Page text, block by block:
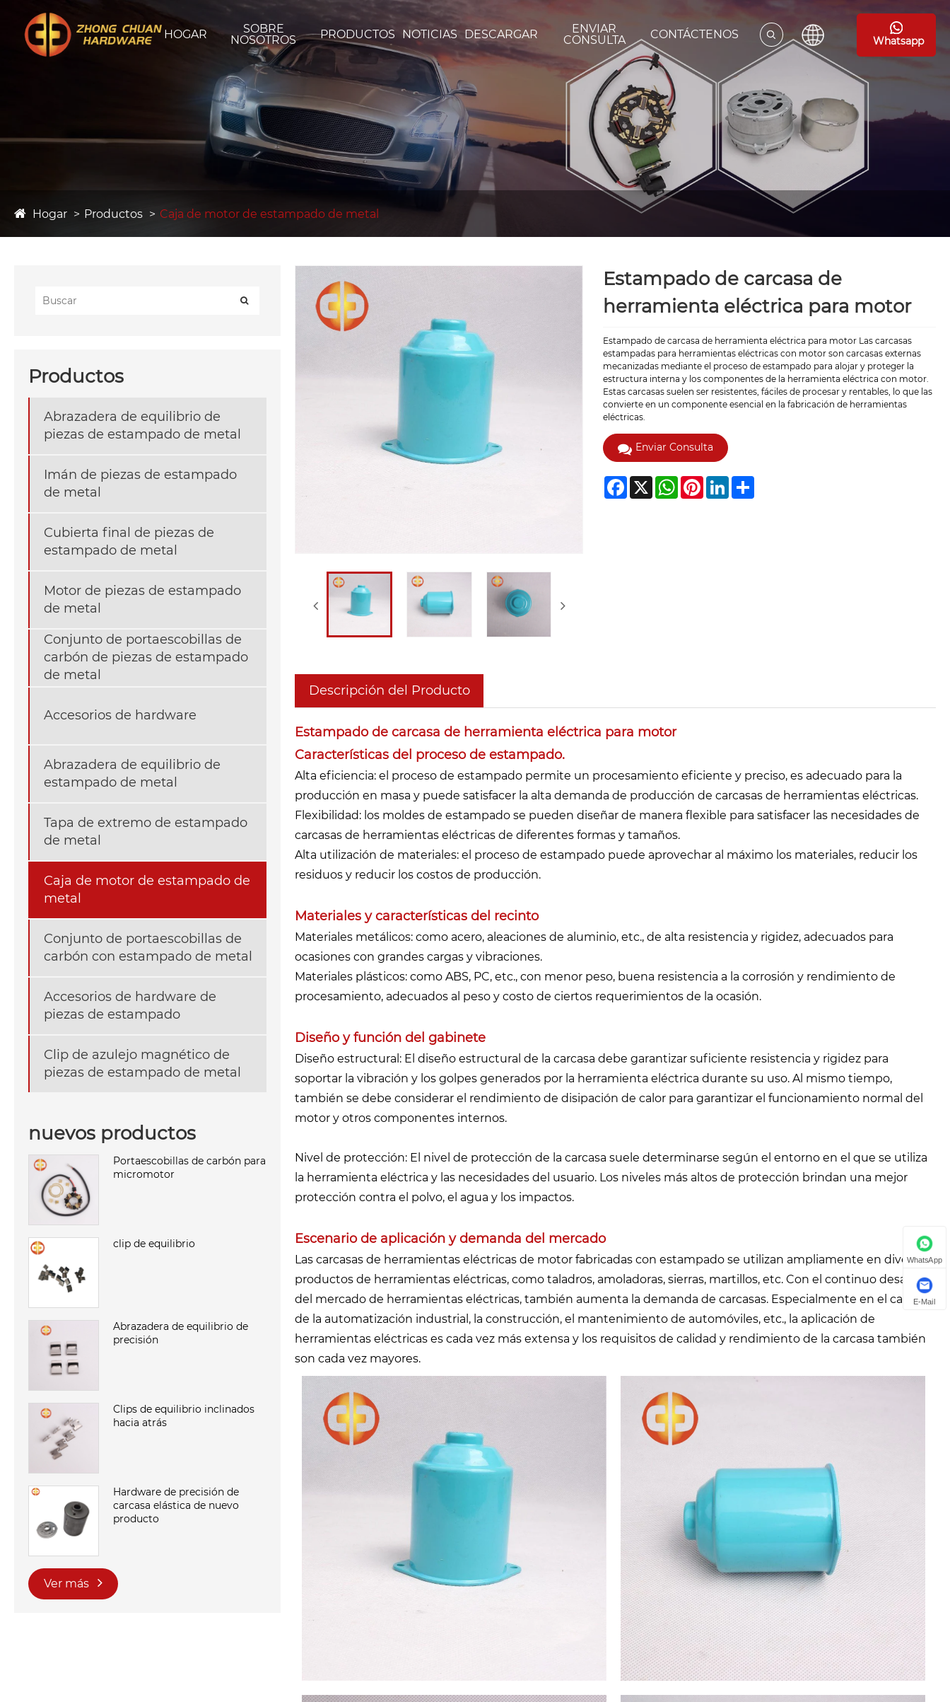
HOGAR
SOBRE
NOSOTROS
PRODUCTOS NOTICIAS DESCARGAR
ENVIAR
CONSULTA
CONTÁCTENOS Whatsapp
Hogar Productos Caja de motor de estampado de metal
Productos
Abrazadera de equilibrio de
piezas de estampado de metal
Imán de piezas de estampado
de metal
Cubierta final de piezas de
estampado de metal
Motor de piezas de estampado
de metal
Conjunto de portaescobillas de
carbón de piezas de estampado
de metal
Accesorios de hardware
Abrazadera de equilibrio de
estampado de metal
Tapa de extremo de estampado
de metal
Caja de motor de estampado de
metal
Conjunto de portaescobillas de
carbón con estampado de metal
Accesorios de hardware de
piezas de estampado
Clip de azulejo magnético de
piezas de estampado de metal
nuevos productos
Portaescobillas de carbón para
micromotor
clip de equilibrio
Abrazadera de equilibrio de
precisión
Clips de equilibrio inclinados
hacia atrás
Hardware de precisión de
carcasa elástica de nuevo
producto
Ver más
Estampado de carcasa de
herramienta eléctrica para motor
Estampado de carcasa de herramienta eléctrica para motor Las carcasas
estampadas para herramientas eléctricas con motor son carcasas externas
mecanizadas mediante el proceso de estampado para alojar y proteger la
estructura interna y los componentes de la herramienta eléctrica con motor.
Estas carcasas suelen ser resistentes, fáciles de procesar y rentables, lo que las
convierte en un componente esencial en la fabricación de herramientas
eléctricas.
Enviar Consulta
Facebook
X WhatsAppPinterestLinkedInShare
Descripción del Producto
Estampado de carcasa de herramienta eléctrica para motor
Características del proceso de estampado.
Alta eficiencia: el proceso de estampado permite un procesamiento eficiente y preciso, es adecuado para la
producción en masa y puede satisfacer la alta demanda de producción de carcasas de herramientas eléctricas.
Flexibilidad: los moldes de estampado se pueden diseñar de manera flexible para satisfacer las necesidades de
carcasas de herramientas eléctricas de diferentes formas y tamaños.
Alta utilización de materiales: el proceso de estampado puede aprovechar al máximo los materiales, reducir los
residuos y reducir los costos de producción.
Materiales y características del recinto
Materiales metálicos: como acero, aleaciones de aluminio, etc., de alta resistencia y rigidez, adecuados para
ocasiones con grandes cargas y vibraciones.
Materiales plásticos: como ABS, PC, etc., con menor peso, buena resistencia a la corrosión y rendimiento de
procesamiento, adecuados al peso y costo de ciertos requerimientos de la ocasión.
Diseño y función del gabinete
Diseño estructural: El diseño estructural de la carcasa debe garantizar suficiente resistencia y rigidez para
soportar la vibración y los golpes generados por la herramienta eléctrica durante su uso. Al mismo tiempo,
también se debe considerar el rendimiento de disipación de calor para garantizar el funcionamiento normal del
motor y otros componentes internos.
Nivel de protección: El nivel de protección de la carcasa suele determinarse según el entorno en el que se utiliza
la herramienta eléctrica y las necesidades del usuario. Los niveles más altos de protección brindan una mejor
protección contra el polvo, el agua y los impactos.
Escenario de aplicación y demanda del mercado
Las carcasas de herramientas eléctricas de motor fabricadas con estampado se utilizan ampliamente en diversos
productos de herramientas eléctricas, como taladros, amoladoras, sierras, martillos, etc. Con el continuo desarrollo
del mercado de herramientas eléctricas, también aumenta la demanda de carcasas. Especialmente en el campo
de la automatización industrial, la construcción, el mantenimiento de automóviles, etc., la aplicación de
herramientas eléctricas es cada vez más extensa y los requisitos de calidad y rendimiento de la carcasa también
son cada vez mayores.
WhatsApp
E-Mail